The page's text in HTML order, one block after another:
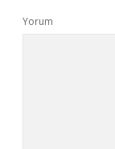
Yorum